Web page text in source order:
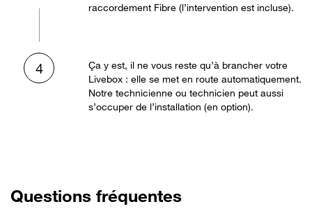
raccordement Fibre (l’intervention est incluse).
4
Ça y est, il ne vous reste qu’à brancher votre
Livebox : elle se met en route automatiquement.
Notre technicienne ou technicien peut aussi
s’occuper de l’installation (en option).
Questions fréquentes